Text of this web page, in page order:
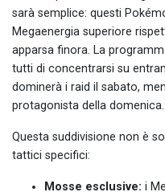
sarà semplice: questi
Megaenergia superiore
apparsa finora. La
tutti di concentrarsi su
dominerà i raid il sabato,
protagonista della domenica.
Questa suddivisione non è
tattici specifici:
Mosse esclusive: i